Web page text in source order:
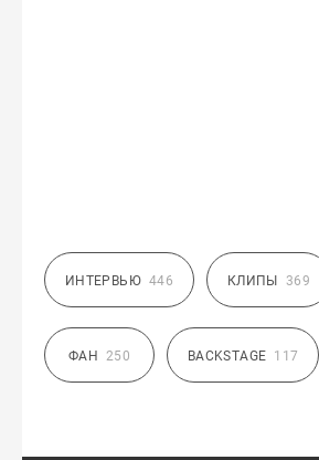
ИНТЕРВЬЮ 446 КЛИПЫ 369
ФАН 250 BACKSTAGE 117